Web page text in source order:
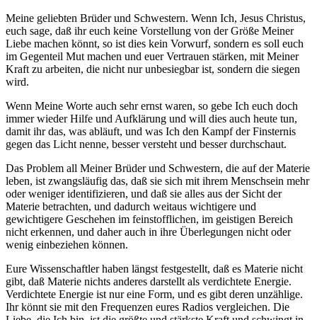
Meine geliebten Brüder und Schwestern. Wenn Ich, Jesus Christus,
euch sage, daß ihr euch keine Vorstellung von der Größe Meiner
Liebe machen könnt, so ist dies kein Vorwurf, sondern es soll euch
im Gegenteil Mut machen und euer Vertrauen stärken, mit Meiner
Kraft zu arbeiten, die nicht nur unbesiegbar ist, sondern die siegen
wird.
Wenn Meine Worte auch sehr ernst waren, so gebe Ich euch doch
immer wieder Hilfe und Aufklärung und will dies auch heute tun,
damit ihr das, was abläuft, und was Ich den Kampf der Finsternis
gegen das Licht nenne, besser versteht und besser durchschaut.
Das Problem all Meiner Brüder und Schwestern, die auf der Materie
leben, ist zwangsläufig das, daß sie sich mit ihrem Menschsein mehr
oder weniger identifizieren, und daß sie alles aus der Sicht der
Materie betrachten, und dadurch weitaus wichtigere und
gewichtigere Geschehen im feinstofflichen, im geistigen Bereich
nicht erkennen, und daher auch in ihre Überlegungen nicht oder
wenig einbeziehen können.
Eure Wissenschaftler haben längst festgestellt, daß es Materie nicht
gibt, daß Materie nichts anderes darstellt als verdichtete Energie.
Verdichtete Energie ist nur eine Form, und es gibt deren unzählige.
Ihr könnt sie mit den Frequenzen eures Radios vergleichen. Die